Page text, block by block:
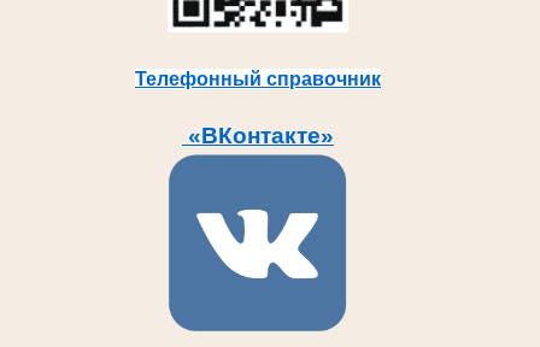
Телефонный справочник
«ВКонтакте»